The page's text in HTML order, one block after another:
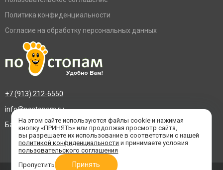
Политика конфиденциальности
Согласие на обработку персональных данных
+7 (913) 212-6550
info@postopam.ru
Барнаул, пр. Социалистический 109, оф.455
На этом сайте используются файлы cookie и нажимая
кнопку «ПРИНЯТЬ» или продолжая просмотр сайта,
вы разрешаете их использование в соответствии с нашей
политикой конфиденциальности и принимаете условия
пользовательского соглашения
Пропустить
Принять